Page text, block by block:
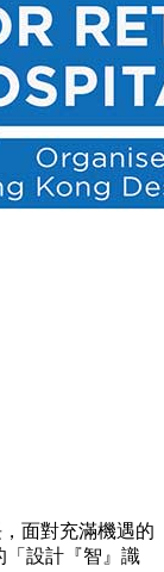
面對充滿機遇的
「設計『智』識